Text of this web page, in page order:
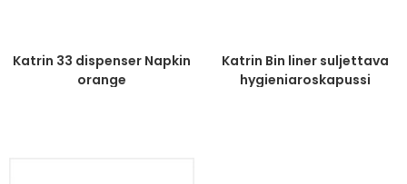
Katrin 33 dispenser Napkin
orange
Katrin Bin liner suljettava
hygieniaroskapussi